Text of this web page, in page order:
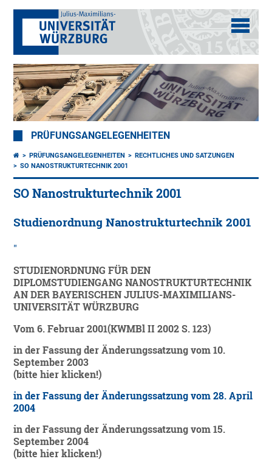
PRÜFUNGSANGELEGENHEITEN
PRÜFUNGSANGELEGENHEITEN
RECHTLICHES UND SATZUNGEN
SO NANOSTRUKTURTECHNIK 2001
SO Nanostrukturtechnik 2001
Studienordnung Nanostrukturtechnik 2001
STUDIENORDNUNG FÜR DEN
DIPLOMSTUDIENGANG NANOSTRUKTURTECHNIK
AN DER BAYERISCHEN JULIUS-MAXIMILIANS-
UNIVERSITÄT WÜRZBURG
Vom 6. Februar 2001(KWMBl II 2002 S. 123)
in der Fassung der Änderungssatzung vom 10.
September 2003
(bitte hier klicken!)
in der Fassung der Änderungssatzung vom 28. April
2004
in der Fassung der Änderungssatzung vom 15.
September 2004
(bitte hier klicken!)